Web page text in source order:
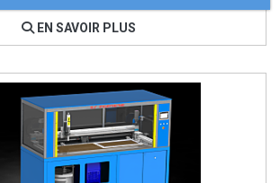
EN SAVOIR PLUS